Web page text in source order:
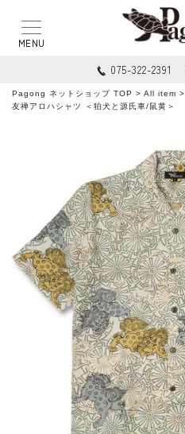
075-322-2391
Pagong ネットショップ TOP > All item >
友禅アロハシャツ ＜狛犬と源氏車/鼠黄＞